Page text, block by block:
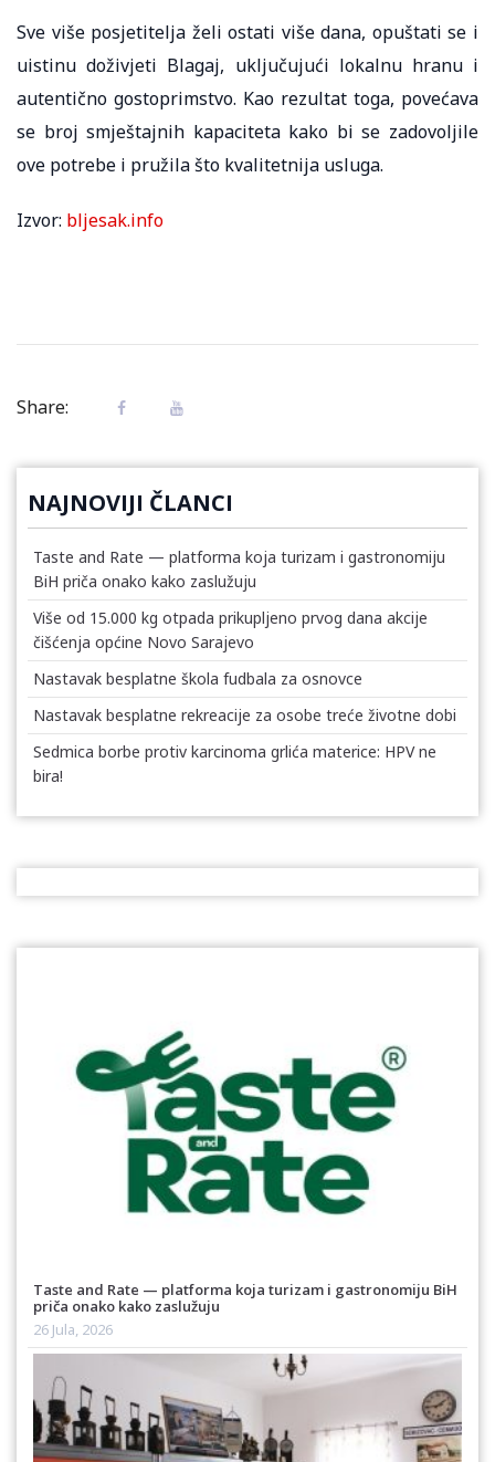
Sve više posjetitelja želi ostati više dana, opuštati se i
uistinu doživjeti Blagaj, uključujući lokalnu hranu i
autentično gostoprimstvo. Kao rezultat toga, povećava
se broj smještajnih kapaciteta kako bi se zadovoljile
ove potrebe i pružila što kvalitetnija usluga.
Izvor: bljesak.info
Share:
NAJNOVIJI ČLANCI
Taste and Rate — platforma koja turizam i gastronomiju
BiH priča onako kako zaslužuju
Više od 15.000 kg otpada prikupljeno prvog dana akcije
čišćenja općine Novo Sarajevo
Nastavak besplatne škola fudbala za osnovce
Nastavak besplatne rekreacije za osobe treće životne dobi
Sedmica borbe protiv karcinoma grlića materice: HPV ne
bira!
Taste and Rate — platforma koja turizam i gastronomiju BiH
priča onako kako zaslužuju
26 Jula, 2026